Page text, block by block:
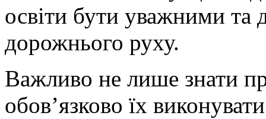
освіти бути уважними та
дорожнього руху.
Важливо не лише знати
обов’язково їх